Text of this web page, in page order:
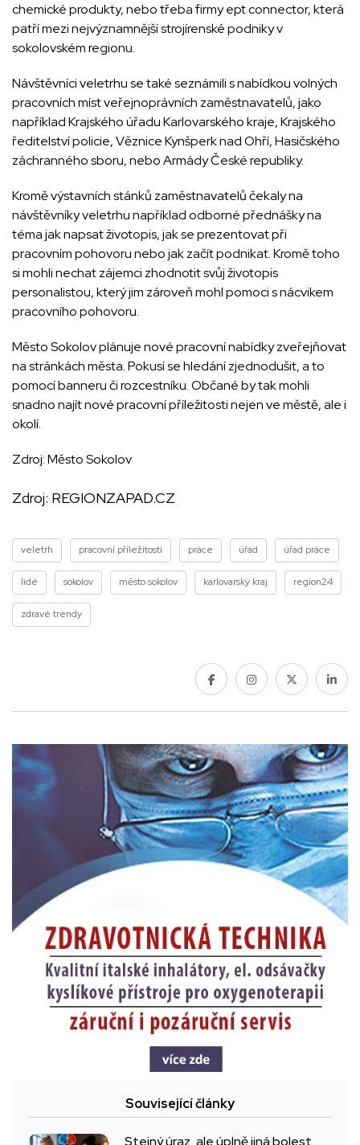
chemické produkty, nebo třeba firmy ept connector, která
patří mezi nejvýznamnější strojírenské podniky v
sokolovském regionu.
Návštěvníci veletrhu se také seznámili s nabídkou volných
pracovních míst veřejnoprávních zaměstnavatelů, jako
například Krajského úřadu Karlovarského kraje, Krajského
ředitelství policie, Věznice Kynšperk nad Ohří, Hasičského
záchranného sboru, nebo Armády České republiky.
Kromě výstavních stánků zaměstnavatelů čekaly na
návštěvníky veletrhu například odborné přednášky na
téma jak napsat životopis, jak se prezentovat při
pracovním pohovoru nebo jak začít podnikat. Kromě toho
si mohli nechat zájemci zhodnotit svůj životopis
personalistou, který jim zároveň mohl pomoci s nácvikem
pracovního pohovoru.
Město Sokolov plánuje nové pracovní nabídky zveřejňovat
na stránkách města. Pokusí se hledání zjednodušit, a to
pomocí banneru či rozcestníku. Občané by tak mohli
snadno najít nové pracovní příležitosti nejen ve městě, ale i
okolí.
Zdroj: Město Sokolov
Zdroj: REGIONZAPAD.CZ
veletrh pracovní příležitosti práce úřad úřad práce
lidé sokolov město sokolov karlovarský kraj region24
zdravé trendy
Související články
Stejný úraz, ale úplně jiná bolest.